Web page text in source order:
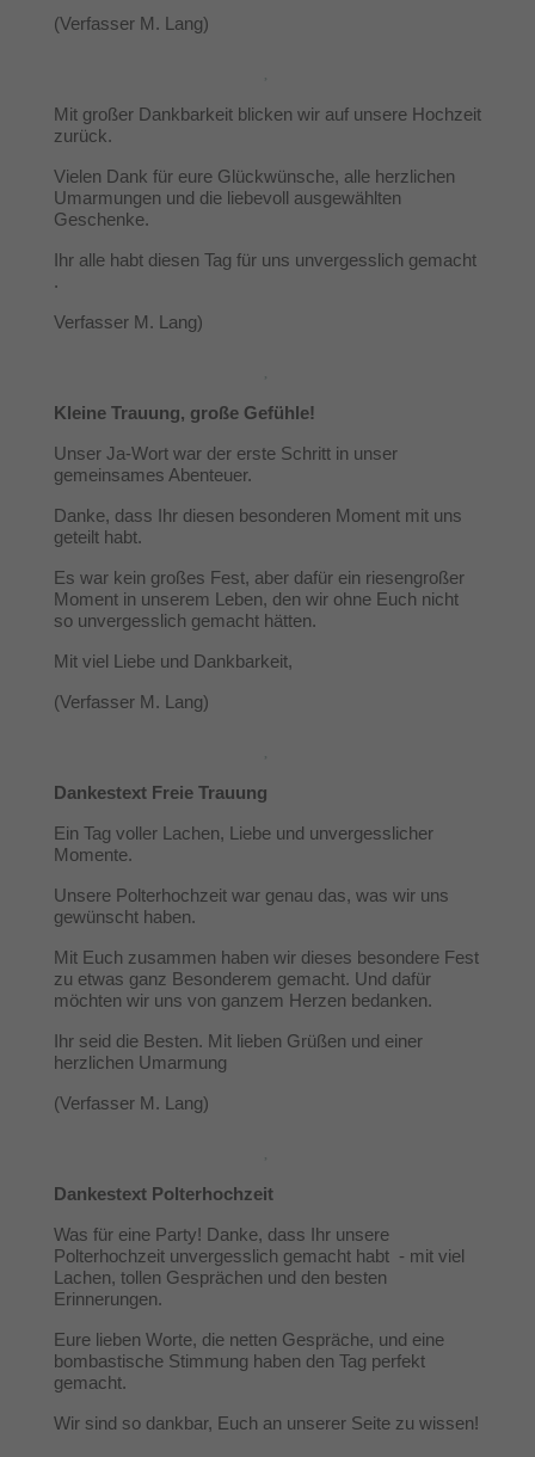
(Verfasser M. Lang)
Mit großer Dankbarkeit blicken wir auf unsere Hochzeit
zurück.
Vielen Dank für eure Glückwünsche, alle herzlichen
Umarmungen und die liebevoll ausgewählten
Geschenke.
Ihr alle habt diesen Tag für uns unvergesslich gemacht
.
Verfasser M. Lang)
Kleine Trauung, große Gefühle!
Unser Ja-Wort war der erste Schritt in unser
gemeinsames Abenteuer.
Danke, dass Ihr diesen besonderen Moment mit uns
geteilt habt.
Es war kein großes Fest, aber dafür ein riesengroßer
Moment in unserem Leben, den wir ohne Euch nicht
so unvergesslich gemacht hätten.
Mit viel Liebe und Dankbarkeit,
(Verfasser M. Lang)
Dankestext Freie Trauung
Ein Tag voller Lachen, Liebe und unvergesslicher
Momente.
Unsere Polterhochzeit war genau das, was wir uns
gewünscht haben.
Mit Euch zusammen haben wir dieses besondere Fest
zu etwas ganz Besonderem gemacht. Und dafür
möchten wir uns von ganzem Herzen bedanken.
Ihr seid die Besten. Mit lieben Grüßen und einer
herzlichen Umarmung
(Verfasser M. Lang)
Dankestext Polterhochzeit
Was für eine Party! Danke, dass Ihr unsere
Polterhochzeit unvergesslich gemacht habt - mit viel
Lachen, tollen Gesprächen und den besten
Erinnerungen.
Eure lieben Worte, die netten Gespräche, und eine
bombastische Stimmung haben den Tag perfekt
gemacht.
Wir sind so dankbar, Euch an unserer Seite zu wissen!